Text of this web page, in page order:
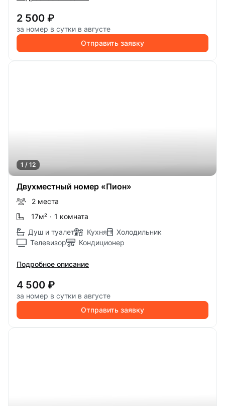
2 500 ₽
за номер в сутки в августе
Отправить заявку
1 / 12
Двухместный номер «Пион»
2 места
17м² · 1 комната
Душ и туалет
Кухня
Холодильник
Телевизор
Кондиционер
Подробное описание
4 500 ₽
за номер в сутки в августе
Отправить заявку